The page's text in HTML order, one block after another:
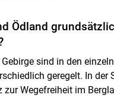
Ödland
sind in den
geregelt. In der
Wegefreiheit im